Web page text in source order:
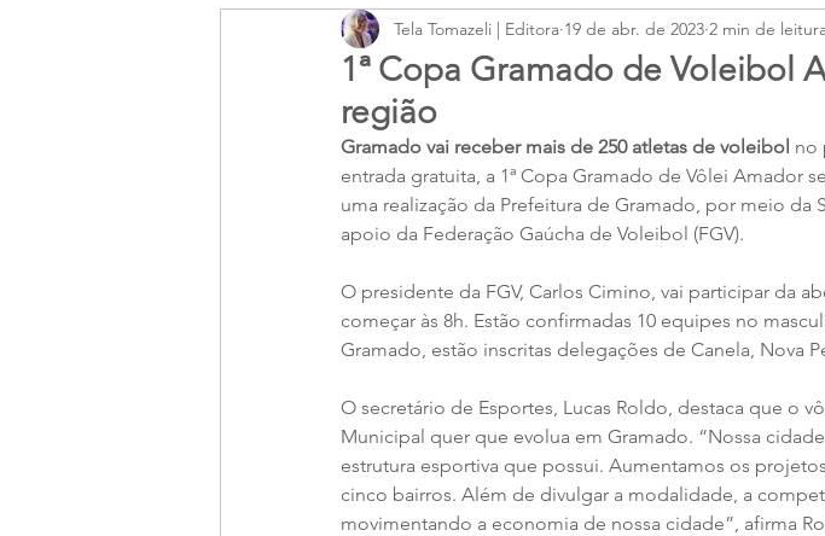
1ª Copa Gramado de Voleibol
região
Tela Tomazeli | Editora 19 de abr. de 2023 2 min de
Gramado vai receber mais de 250 atletas de voleibol no
entrada gratuita, a 1ª Copa Gramado de Vôlei Amador
uma realização da Prefeitura de Gramado, por meio da
apoio da Federação Gaúcha de Voleibol (FGV).
O presidente da FGV, Carlos Cimino, vai participar da
começar às 8h. Estão confirmadas 10 equipes no
Gramado, estão inscritas delegações de Canela, Nova
O secretário de Esportes, Lucas Roldo, destaca que o
Municipal quer que evolua em Gramado. “Nossa
estrutura esportiva que possui. Aumentamos os
cinco bairros. Além de divulgar a modalidade, a
movimentando a economia de nossa cidade”, afirma